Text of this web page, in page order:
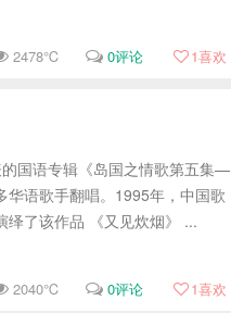
2478℃ 0评论 1喜欢
的国语专辑《岛国之情歌第五集—
语歌手翻唱。1995年，中国歌
绎了该作品 《又见炊烟》 ...
2040℃ 0评论 1喜欢